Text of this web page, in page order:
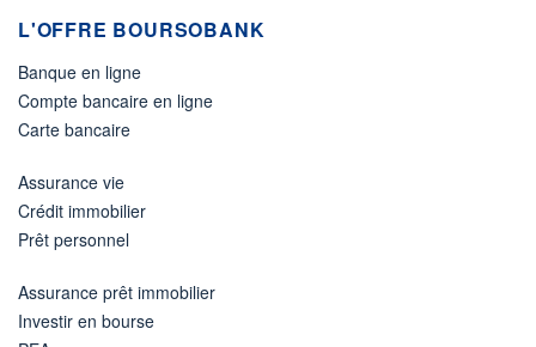
L'OFFRE BOURSOBANK
Banque en ligne
Compte bancaire en ligne
Carte bancaire
Assurance vie
Crédit immobilier
Prêt personnel
Assurance prêt immobilier
Investir en bourse